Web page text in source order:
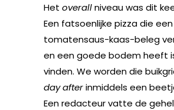
Het overallniveau was dit
Een fatsoenlijke pizza die
tomatensaus-kaas-beleg
en een goede bodem heeft
vinden. We worden die
day afterinmiddels een
Een redacteur vatte de